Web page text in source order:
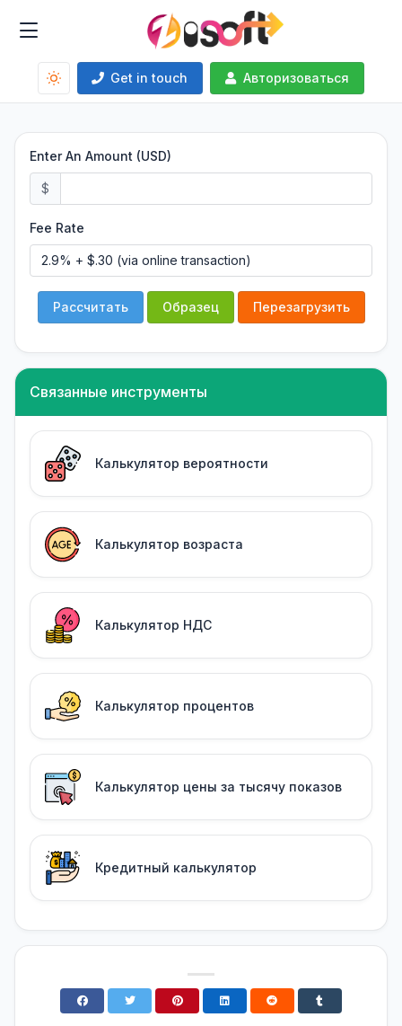
Get in touch Авторизоваться
Enter An Amount (USD)
$
Fee Rate
Рассчитать Образец Перезагрузить
Связанные инструменты
Калькулятор вероятности
Калькулятор возраста
Калькулятор НДС
Калькулятор процентов
Калькулятор цены за тысячу показов
Кредитный калькулятор